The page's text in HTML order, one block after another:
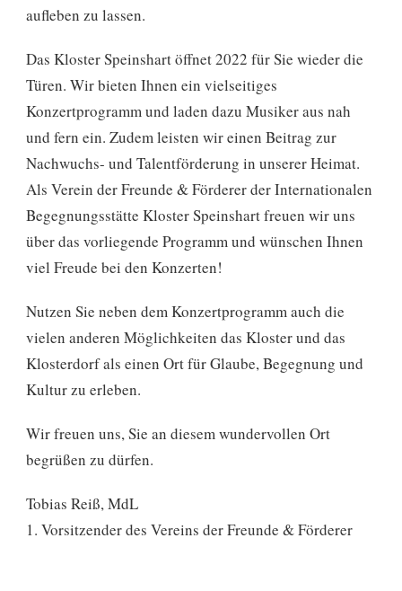
aufleben zu lassen.
Das Kloster Speinshart öffnet 2022 für Sie wieder die
Türen. Wir bieten Ihnen ein vielseitiges
Konzertprogramm und laden dazu Musiker aus nah
und fern ein. Zudem leisten wir einen Beitrag zur
Nachwuchs- und Talentförderung in unserer Heimat.
Als Verein der Freunde & Förderer der Internationalen
Begegnungsstätte Kloster Speinshart freuen wir uns
über das vorliegende Programm und wünschen Ihnen
viel Freude bei den Konzerten!
Nutzen Sie neben dem Konzertprogramm auch die
vielen anderen Möglichkeiten das Kloster und das
Klosterdorf als einen Ort für Glaube, Begegnung und
Kultur zu erleben.
Wir freuen uns, Sie an diesem wundervollen Ort
begrüßen zu dürfen.
Tobias Reiß, MdL
1. Vorsitzender des Vereins der Freunde & Förderer